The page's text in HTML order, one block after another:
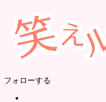
フォローする